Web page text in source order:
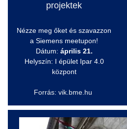
projektek
Nézze meg őket és szavazzon
a Siemens meetupon!
Dátum: április 21.
Helyszín: I épület Ipar 4.0
központ
Forrás: vik.bme.hu